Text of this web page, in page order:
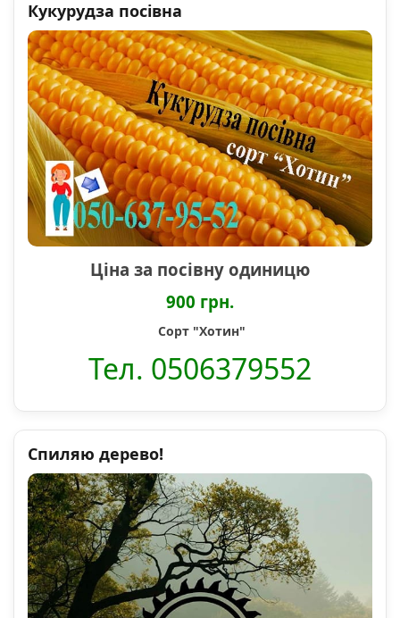
Кукурудза посівна
Ціна за посівну одиницю
900 грн.
Сорт "Хотин"
Тел. 0506379552
Спиляю дерево!